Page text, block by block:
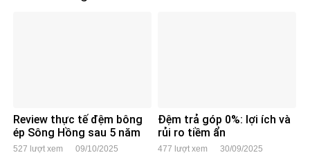
Review thực tế đệm bông
ép Sông Hồng sau 5 năm
sử dụng: Có còn đáng
527 lượt xem 09/10/2025
Đệm trả góp 0%: lợi ích và
rủi ro tiềm ẩn
477 lượt xem 30/09/2025